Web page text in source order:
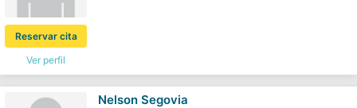
Ver perfil
Reservar cita
Nelson Segovia